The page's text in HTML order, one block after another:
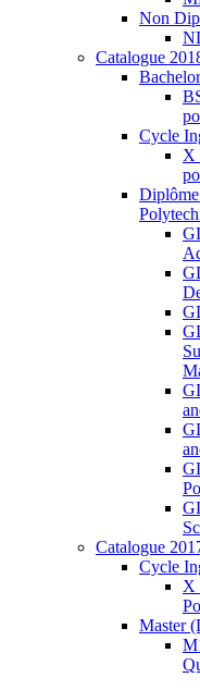
Non
Catalogue
Bachelor
Cycle
X
Catalogue
Cycle
X
Master